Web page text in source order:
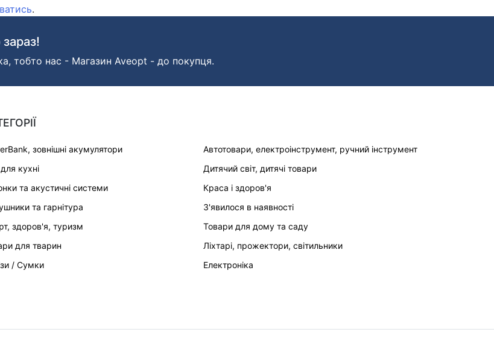
.
тобто нас - Магазин Aveopt - до покупця.
зовнішні акумулятори
Автотовари, електроінструмент, ручний інструмент
кухні
Дитячий світ, дитячі товари
та акустичні системи
Краса і здоров'я
та гарнітура
З'явилося в наявності
здоров'я, туризм
Товари для дому та саду
для тварин
Ліхтарі, прожектори, світильники
/ Сумки
Електроніка